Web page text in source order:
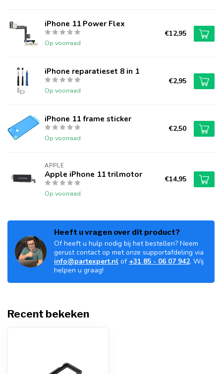
iPhone 11 Power Flex
Op voorraad
€12,95
iPhone reparatieset 8 in 1
Op voorraad
€2,95
iPhone 11 frame sticker
Op voorraad
€2,50
APPLE
Apple iPhone 11 trilmotor
Op voorraad
€14,95
Heeft u vragen over dit product?
Of heeft u hulp nodig bij het bestellen? Neem
gerust contact op met onze supportafdeling via
info@partexpert.nl of +31 85 - 06 07 942. Wij
helpen u graag!
Recent bekeken